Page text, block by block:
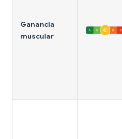
Ganancia
muscular